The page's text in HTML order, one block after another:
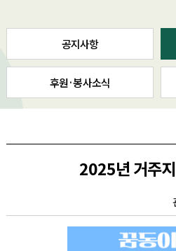
공지사항
후원·봉사소식
2025년 거주